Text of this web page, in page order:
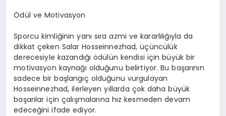
Ödül ve Motivasyon
Sporcu kimliğinin yanı sıra azmi ve kararlılığıyla da
dikkat çeken Salar Hosseinnezhad, üçüncülük
derecesiyle kazandığı ödülün kendisi için büyük bir
motivasyon kaynağı olduğunu belirtiyor. Bu başarının
sadece bir başlangıç olduğunu vurgulayan
Hosseinnezhad, ilerleyen yıllarda çok daha büyük
başarılar için çalışmalarına hız kesmeden devam
edeceğini ifade ediyor.